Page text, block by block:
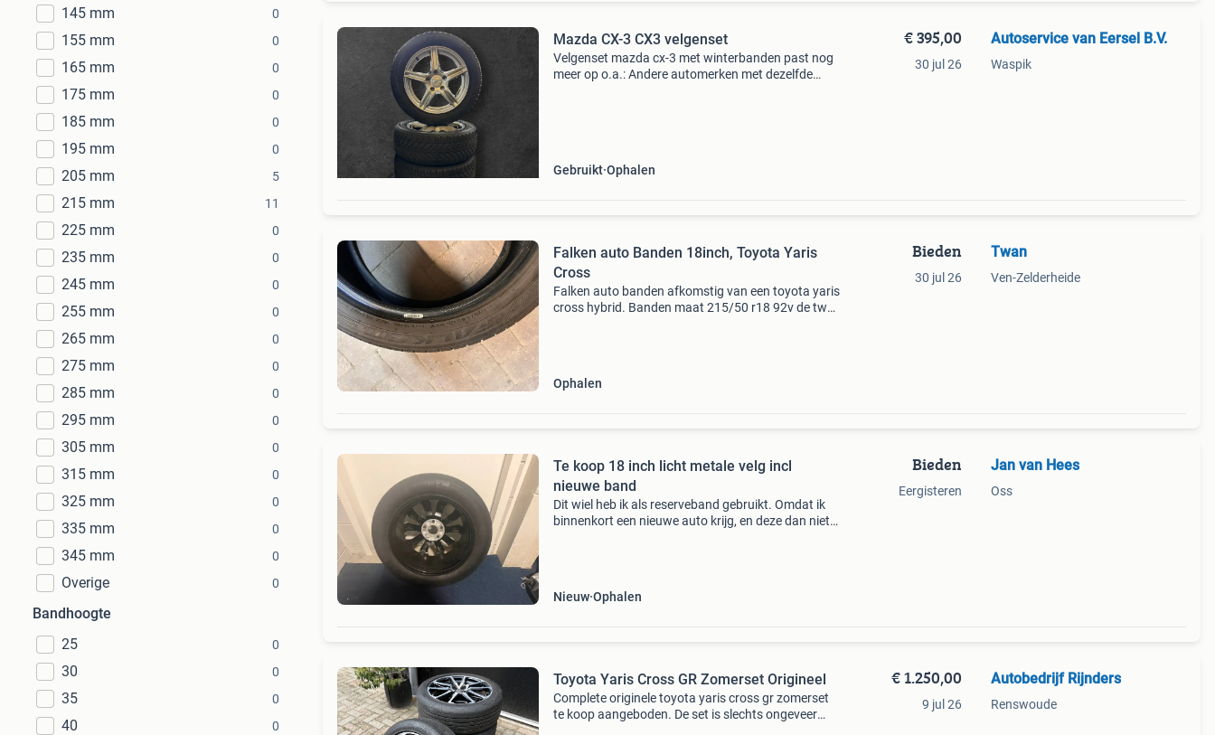
145 mm 0
155 mm 0
165 mm 0
175 mm 0
185 mm 0
195 mm 0
205 mm 5
215 mm 11
225 mm 0
235 mm 0
245 mm 0
255 mm 0
265 mm 0
275 mm 0
285 mm 0
295 mm 0
305 mm 0
315 mm 0
325 mm 0
335 mm 0
345 mm 0
Overige 0
Bandhoogte
25
0
30 0
35 0
40 0
Mazda CX-3 CX3 velgenset
Velgenset mazda cx-3 met winterbanden past nog
meer op o.a.: Andere automerken met dezelfde
Gebruikt Ophalen
€ 395,00
30 jul 26
Autoservice van Eersel B.V.
Waspik
Falken auto Banden 18inch, Toyota Yaris
Cross
Falken auto banden afkomstig van een toyota yaris
cross hybrid. Banden maat 215/50 r18 92v de twee
Ophalen
Bieden
30 jul 26
Twan
Ven-Zelderheide
Te koop 18 inch licht metale velg incl
nieuwe band
Dit wiel heb ik als reserveband gebruikt. Omdat ik
binnenkort een nieuwe auto krijg, en deze dan niet
Nieuw Ophalen
Bieden
Eergisteren
Jan van Hees
Oss
Toyota Yaris Cross GR Zomerset Origineel
Complete originele toyota yaris cross gr zomerset
te koop aangeboden. De set is slechts ongeveer
€ 1.250,00
9 jul 26
Autobedrijf Rijnders
Renswoude